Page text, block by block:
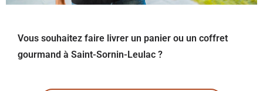
Vous souhaitez faire livrer un panier ou un coffret
gourmand à Saint-Sornin-Leulac ?